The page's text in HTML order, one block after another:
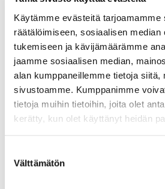
Käytämme evästeitä tarjoamamme
räätälöimiseen, sosiaalisen median
tukemiseen ja kävijämäärämme
jaamme sosiaalisen median,
alan kumppaneillemme tietoja siitä,
sivustoamme. Kumppanimme
tietoja muihin tietoihin, joita olet
kerätty, kun olet käyttänyt heidän
valinta
Välttämätön